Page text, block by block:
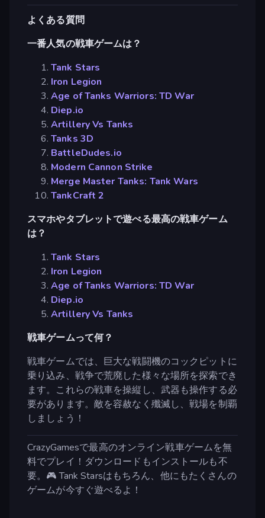
よくある質問
一番人気の戦車ゲームは？
Tank Stars
Iron Legion
Age of Tanks Warriors: TD War
Diep.io
Artillery Vs Tanks
Tanks 3D
BattleDudes.io
Modern Cannon Strike
Merge Master Tanks: Tank Wars
TankCraft 2
スマホやタブレットで遊べる最高の戦車ゲーム
は？
Tank Stars
Iron Legion
Age of Tanks Warriors: TD War
Diep.io
Artillery Vs Tanks
戦車ゲームって何？
戦車ゲームでは、巨大な戦闘機のコックピットに
乗り込み、戦争で荒廃した様々な場所を探索でき
ます。これらの戦車を操縦し、武器も操作する必
要があります。敵を容赦なく殲滅し、戦場を制覇
しましょう！
CrazyGamesで最高のオンライン戦車ゲームを無
料でプレイ！ダウンロードもインストールも不
要。🎮 Tank Starsはもちろん、他にもたくさんの
ゲームが今すぐ遊べるよ！